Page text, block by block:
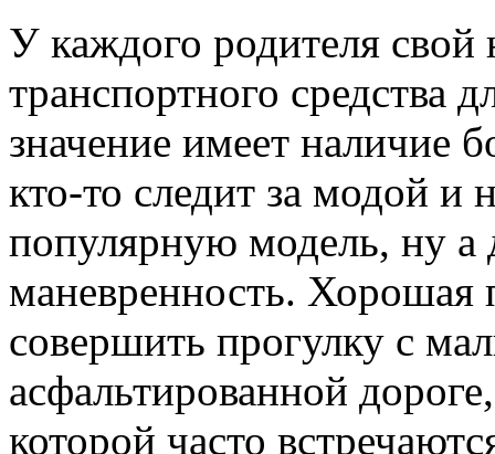
У каждого родителя
транспортного средства
значение имеет наличие
кто-то следит за модой и
популярную модель, ну а
маневренность. Хорошая
совершить прогулку с
асфальтированной
которой часто